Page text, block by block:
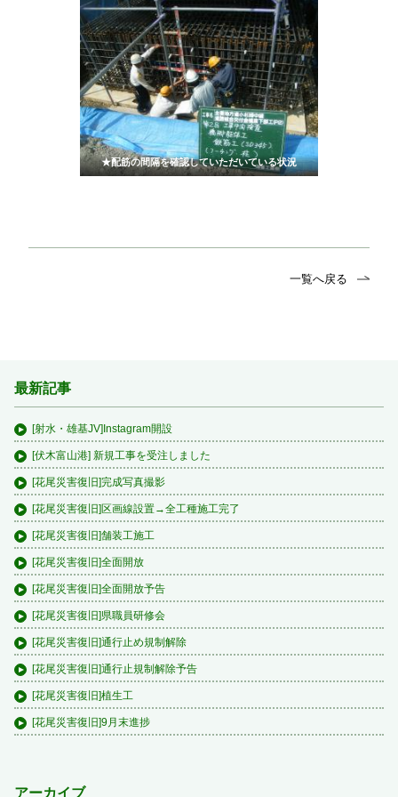
★配筋の間隔を確認していただいている状況
一覧へ戻る
最新記事
[射水・雄基JV]Instagram開設
[伏木富山港] 新規工事を受注しました
[花尾災害復旧]完成写真撮影
[花尾災害復旧]区画線設置→全工種施工完了
[花尾災害復旧]舗装工施工
[花尾災害復旧]全面開放
[花尾災害復旧]全面開放予告
[花尾災害復旧]県職員研修会
[花尾災害復旧]通行止め規制解除
[花尾災害復旧]通行止規制解除予告
[花尾災害復旧]植生工
[花尾災害復旧]9月末進捗
アーカイブ